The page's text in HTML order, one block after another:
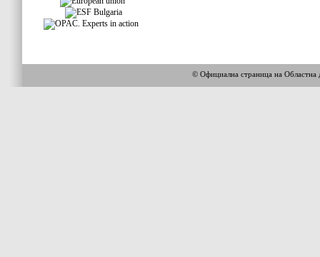
© Официална страница на